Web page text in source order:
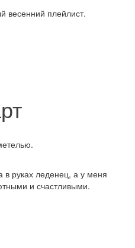
весенний плейлист.
руках леденец, а у меня
и счастливыми.